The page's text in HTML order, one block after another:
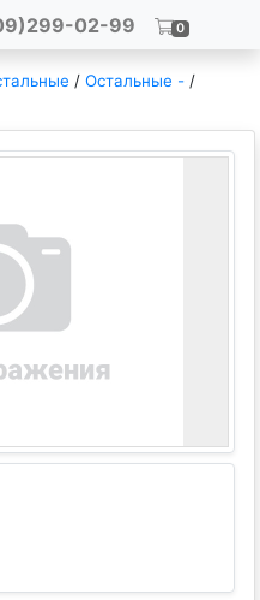
02-99 0
/ Остальные - /